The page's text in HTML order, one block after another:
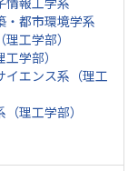
都市環境学系
工学部）
学部）
イエンス系（理工
理工学部）